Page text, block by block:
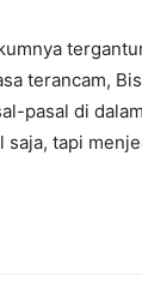
terancam,
pasal di
tapi